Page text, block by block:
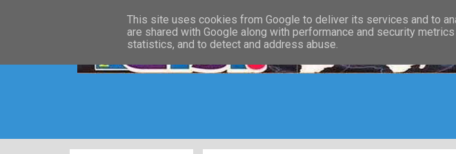
This site uses cookies from Google to deliver its services and to
are shared with Google along with performance and security
statistics, and to detect and address abuse.